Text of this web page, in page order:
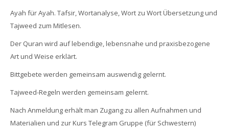
Ayah für Ayah. Tafsir, Wortanalyse, Wort zu Wort Übersetzung und
Tajweed zum Mitlesen.
Der Quran wird auf lebendige, lebensnahe und praxisbezogene
Art und Weise erklärt.
Bittgebete werden gemeinsam auswendig gelernt.
Tajweed-Regeln werden gemeinsam gelernt.
Nach Anmeldung erhält man Zugang zu allen Aufnahmen und
Materialien und zur Kurs Telegram Gruppe (für Schwestern)